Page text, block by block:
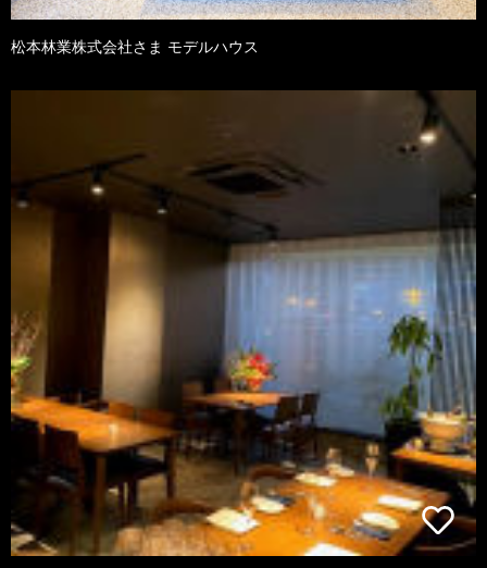
松本林業株式会社さま モデルハウス